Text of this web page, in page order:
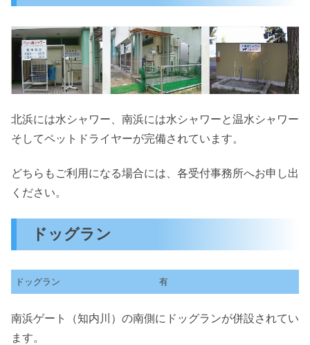
北浜には水シャワー、南浜には水シャワーと温水シャワー
そしてペットドライヤーが完備されています。
どちらもご利用になる場合には、各受付事務所へお申し出
ください。
ドッグラン
ドッグラン 有
南浜ゲート（知内川）の南側にドッグランが併設されてい
ます。